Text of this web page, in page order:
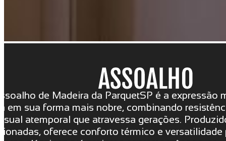
de Madeira da ParquetSP é a expressão
em sua forma mais nobre, combinando
atemporal que atravessa gerações.
oferece conforto térmico e versatilidade